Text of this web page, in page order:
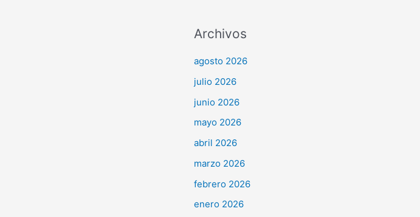
Archivos
agosto 2026
julio 2026
junio 2026
mayo 2026
abril 2026
marzo 2026
febrero 2026
enero 2026